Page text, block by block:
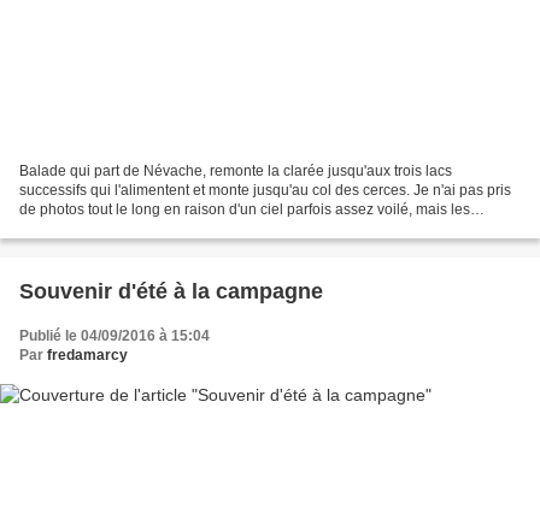
Balade qui part de Névache, remonte la clarée jusqu'aux trois lacs
successifs qui l'alimentent et monte jusqu'au col des cerces. Je n'ai pas pris
de photos tout le long en raison d'un ciel parfois assez voilé, mais les
Souvenir d'été à la campagne
Publié le 04/09/2016 à 15:04
Par fredamarcy